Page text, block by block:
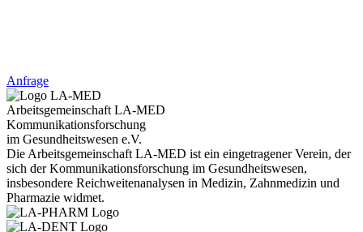
Anfrage
Arbeitsgemeinschaft LA-MED
Kommunikationsforschung
im Gesundheitswesen e.V.
Die Arbeitsgemeinschaft LA-MED ist ein eingetragener Verein, der
sich der Kommunikationsforschung im Gesundheitswesen,
insbesondere Reichweitenanalysen in Medizin, Zahnmedizin und
Pharmazie widmet.